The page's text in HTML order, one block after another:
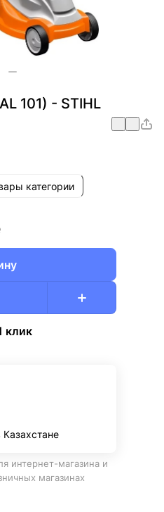
101) - STIHL
категории
клик
интернет-магазина и
магазинах